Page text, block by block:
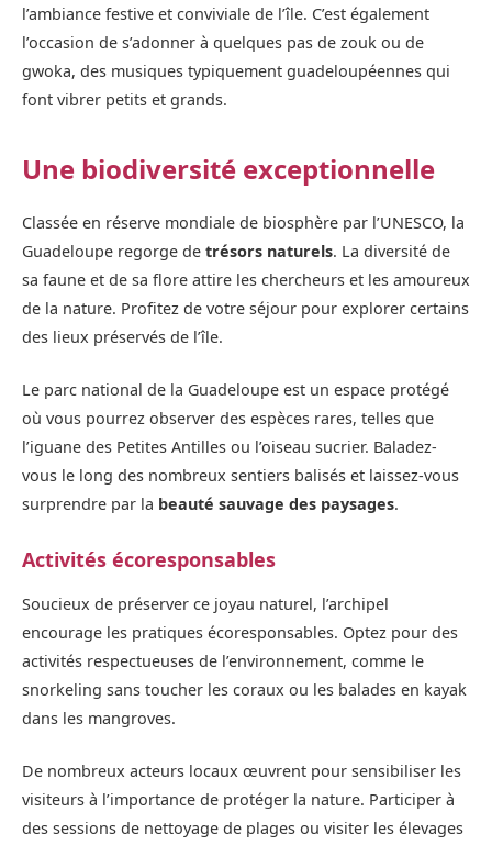
l’ambiance festive et conviviale de l’île. C’est également
l’occasion de s’adonner à quelques pas de zouk ou de
gwoka, des musiques typiquement guadeloupéennes qui
font vibrer petits et grands.
Une biodiversité exceptionnelle
Classée en réserve mondiale de biosphère par l’UNESCO, la
Guadeloupe regorge de trésors naturels. La diversité de
sa faune et de sa flore attire les chercheurs et les amoureux
de la nature. Profitez de votre séjour pour explorer certains
des lieux préservés de l’île.
Le parc national de la Guadeloupe est un espace protégé
où vous pourrez observer des espèces rares, telles que
l’iguane des Petites Antilles ou l’oiseau sucrier. Baladez-
vous le long des nombreux sentiers balisés et laissez-vous
surprendre par la beauté sauvage des paysages.
Activités écoresponsables
Soucieux de préserver ce joyau naturel, l’archipel
encourage les pratiques écoresponsables. Optez pour des
activités respectueuses de l’environnement, comme le
snorkeling sans toucher les coraux ou les balades en kayak
dans les mangroves.
De nombreux acteurs locaux œuvrent pour sensibiliser les
visiteurs à l’importance de protéger la nature. Participer à
des sessions de nettoyage de plages ou visiter les élevages